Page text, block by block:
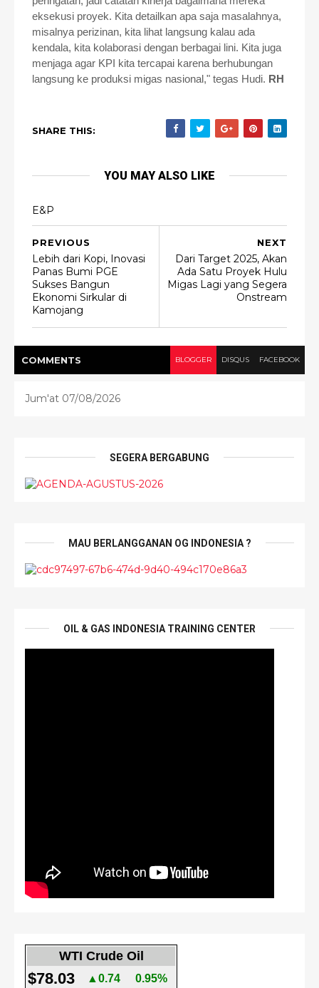
eksekusi proyek. Kita detailkan apa saja masalahnya,
misalnya perizinan, kita lihat langsung kalau ada
kendala, kita kolaborasi dengan berbagai lini. Kita juga
menjaga agar KPI kita tercapai karena berhubungan
langsung ke produksi migas nasional," tegas Hudi. RH
SHARE THIS:
YOU MAY ALSO LIKE
E&P
NEXT
Dari Target 2025, Akan
Ada Satu Proyek Hulu
Migas Lagi yang Segera
Onstream
PREVIOUS
Lebih dari Kopi, Inovasi
Panas Bumi PGE
Sukses Bangun
Ekonomi Sirkular di
Kamojang
COMMENTS BLOGGER DISQUS FACEBOOK
Jum'at 07/08/2026
SEGERA BERGABUNG
MAU BERLANGGANAN OG INDONESIA ?
OIL & GAS INDONESIA TRAINING CENTER
WTI Crude Oil
$78.03 ▲0.74 0.95%